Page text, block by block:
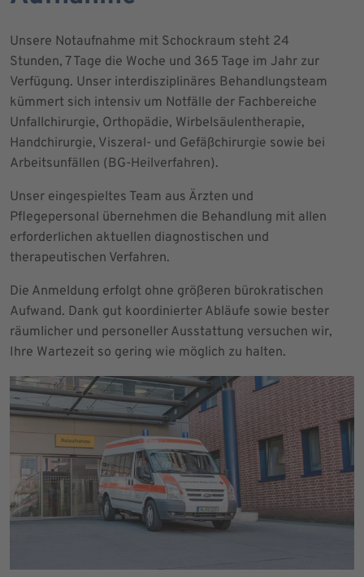
Unsere Notaufnahme mit Schockraum steht 24
Stunden, 7 Tage die Woche und 365 Tage im Jahr zur
Verfügung. Unser interdisziplinäres Behandlungsteam
kümmert sich intensiv um Notfälle der Fachbereiche
Unfallchirurgie, Orthopädie, Wirbelsäulentherapie,
Handchirurgie, Viszeral- und Gefäßchirurgie sowie bei
Arbeitsunfällen (BG-Heilverfahren).
Unser eingespieltes Team aus Ärzten und
Pflegepersonal übernehmen die Behandlung mit allen
erforderlichen aktuellen diagnostischen und
therapeutischen Verfahren.
Die Anmeldung erfolgt ohne größeren bürokratischen
Aufwand. Dank gut koordinierter Abläufe sowie bester
räumlicher und personeller Ausstattung versuchen wir,
Ihre Wartezeit so gering wie möglich zu halten.